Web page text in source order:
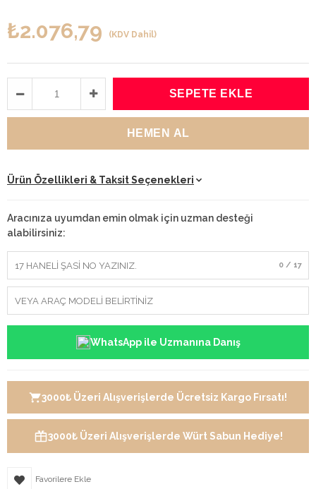
₺2.076,79 (KDV Dahil)
Ürün Özellikleri & Taksit Seçenekleri
Aracınıza uyumdan emin olmak için uzman desteği
alabilirsiniz:
0 / 17
WhatsApp ile Uzmanına Danış
3000₺ Üzeri Alışverişlerde Ücretsiz Kargo Fırsatı!
3000₺ Üzeri Alışverişlerde Würt Sabun Hediye!
Favorilere Ekle